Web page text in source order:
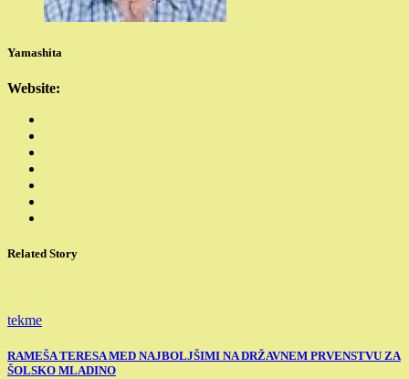
Yamashita
Website:
Related Story
tekme
RAMEŠA TERESA MED NAJBOLJŠIMI NA DRŽAVNEM PRVENSTVU ZA
ŠOLSKO MLADINO